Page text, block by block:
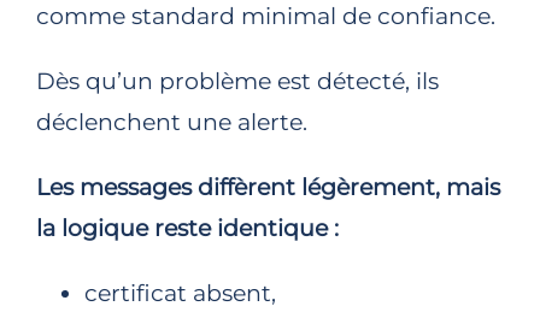
comme standard minimal de confiance.
Dès qu’un problème est détecté, ils
déclenchent une alerte.
Les messages diffèrent légèrement, mais
la logique reste identique :
certificat absent,